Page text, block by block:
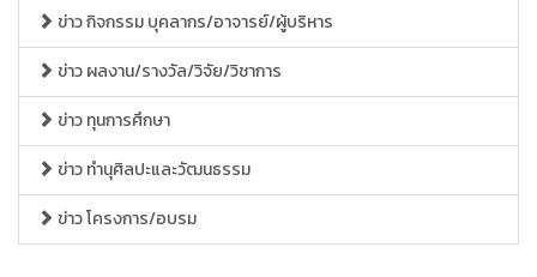
ข่าว กิจกรรม บุคลากร/อาจารย์/ผู้บริหาร
ข่าว ผลงาน/รางวัล/วิจัย/วิชาการ
ข่าว ทุนการศึกษา
ข่าว ทำนุศิลปะและวัฒนธรรม
ข่าว โครงการ/อบรม